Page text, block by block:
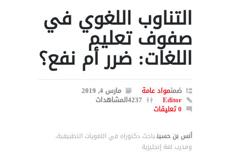
التناوب اللغوي في
صفوف تعليم
اللغات: ضرر أم نفع؟
ضمنمواد عامة مارس 4, 2019
Editor 4237المشاهدات
0 تعليقات
أنس بن حسينباحث دكتوراه في اللغويات التطبيقية،
ومدرب لغة إنجليزية